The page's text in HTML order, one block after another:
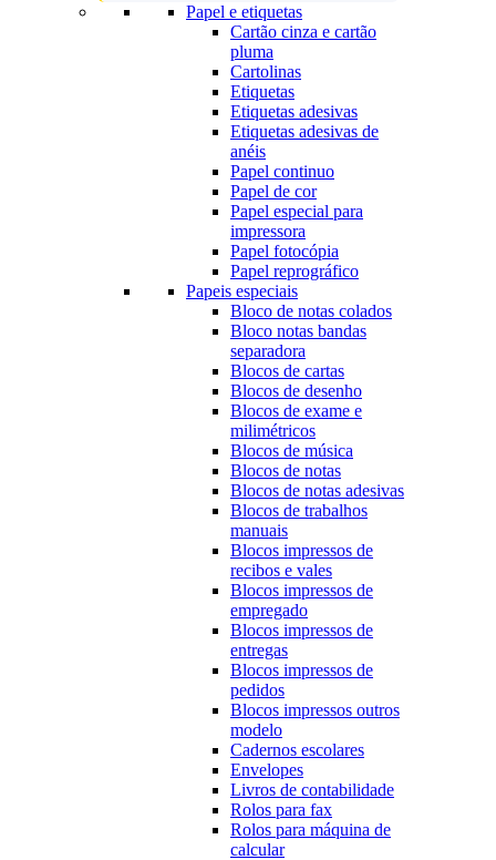
Papel e etiquetas
Cartão cinza e cartão
pluma
Cartolinas
Etiquetas
Etiquetas adesivas
Etiquetas adesivas de
anéis
Papel continuo
Papel de cor
Papel especial para
impressora
Papel fotocópia
Papel reprográfico
Papeis especiais
Bloco de notas colados
Bloco notas bandas
separadora
Blocos de cartas
Blocos de desenho
Blocos de exame e
milimétricos
Blocos de música
Blocos de notas
Blocos de notas adesivas
Blocos de trabalhos
manuais
Blocos impressos de
recibos e vales
Blocos impressos de
empregado
Blocos impressos de
entregas
Blocos impressos de
pedidos
Blocos impressos outros
modelo
Cadernos escolares
Envelopes
Livros de contabilidade
Rolos para fax
Rolos para máquina de
calcular